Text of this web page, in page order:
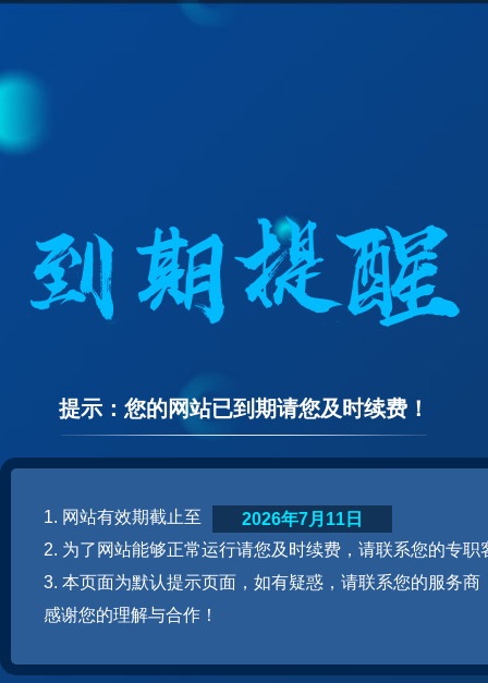
提示：您的网站已到期请您及时续费！
1. 网站有效期截止至
2. 为了网站能够正常运行请您及时续费，请联系您的专职
3. 本页面为默认提示页面，如有疑惑，请联系您的服务商
感谢您的理解与合作！
2026年7月11日